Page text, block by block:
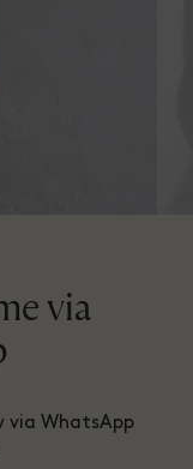
via
via WhatsApp